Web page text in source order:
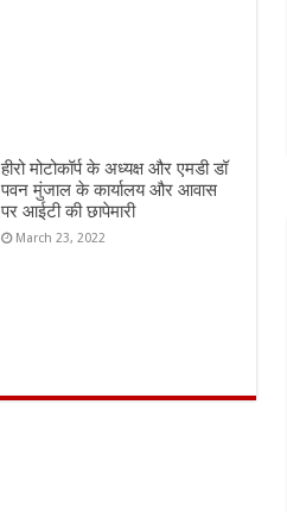
हीरो मोटोकॉर्प के अध्यक्ष और एमडी डॉ
पवन मुंजाल के कार्यालय और आवास
पर आईटी की छापेमारी
March 23, 2022